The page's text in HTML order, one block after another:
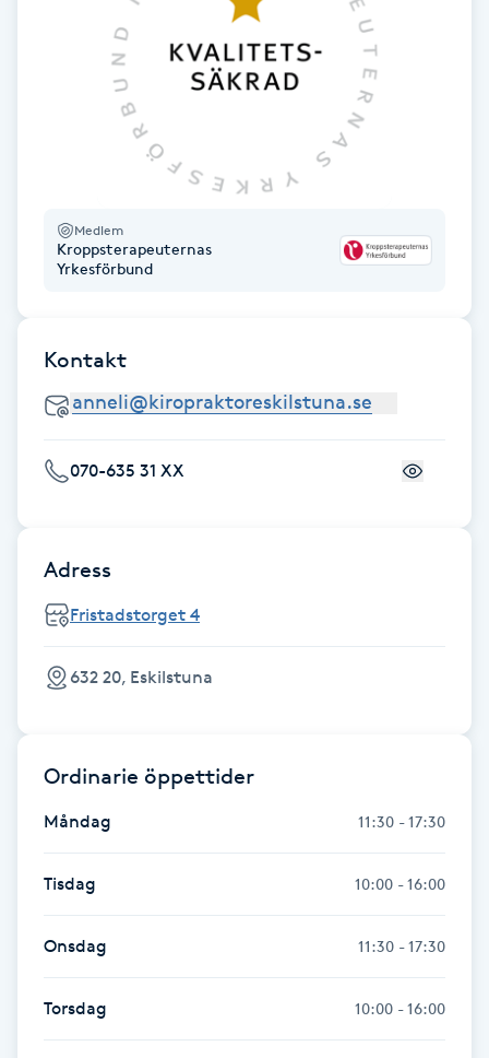
Fransfärgning
Fransförlängning
Fransrengöring
Frekvensterapi
Friskvård
Frisör
Funktionsanalys
Färgning
Föning
Medlem
Kroppsterapeuternas
Yrkesförbund
Kontakt
070-635 31 XX
Adress
Fristadstorget 4
632 20, Eskilstuna
Ordinarie öppettider
Måndag 11:30 - 17:30
Tisdag 10:00 - 16:00
Onsdag 11:30 - 17:30
Torsdag 10:00 - 16:00